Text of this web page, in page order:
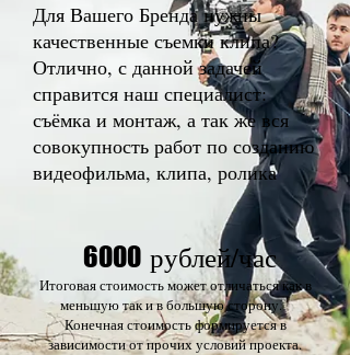
Для Вашего Бренда нужны
качественные съемки клипа?
Отлично, с данной задачей
справится наш специалист:
съёмка и монтаж, а так же вся
совокупность работ по созданию
видеофильма, клипа, ролика
6000рублей/час
Итоговая стоимость может отличаться как в
меньшую так и в большую сторону.
Конечная стоимость формируется в
зависимости от прочих условий проекта.